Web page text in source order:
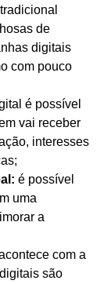
de
digitais
com pouco
é possível
vai receber
interesses
é possível
uma
a
com a
são